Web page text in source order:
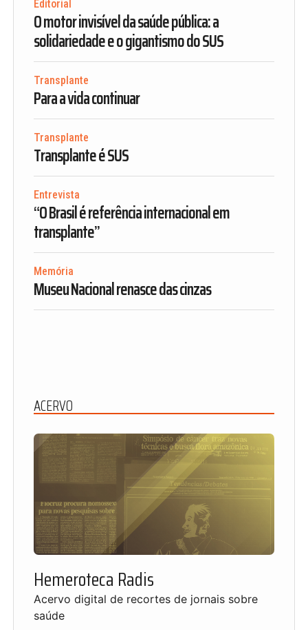
Editorial
O motor invisível da saúde pública: a
solidariedade e o gigantismo do SUS
Transplante
Para a vida continuar
Transplante
Transplante é SUS
Entrevista
“O Brasil é referência internacional em
transplante”
Memória
Museu Nacional renasce das cinzas
ACERVO
Hemeroteca Radis
Acervo digital de recortes de jornais sobre
saúde